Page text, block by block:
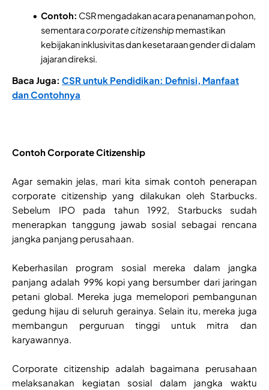
Contoh: CSR mengadakan acara penanaman pohon,
sementaracorporate citizenship memastikan
kebijakan inklusivitas dan kesetaraan gender di dalam
jajaran direksi.
Baca Juga: CSR untuk Pendidikan: Definisi, Manfaat
dan Contohnya
Contoh Corporate Citizenship
Agar semakin jelas, mari kita simak contoh penerapan
corporate citizenship yang dilakukan oleh Starbucks.
Sebelum IPO pada tahun 1992, Starbucks sudah
menerapkan tanggung jawab sosial sebagai rencana
jangka panjang perusahaan.
Keberhasilan program sosial mereka dalam jangka
panjang adalah 99% kopi yang bersumber dari jaringan
petani global. Mereka juga memelopori pembangunan
gedung hijau di seluruh gerainya. Selain itu, mereka juga
membangun perguruan tinggi untuk mitra dan
karyawannya.
Corporate citizenship adalah bagaimana perusahaan
melaksanakan kegiatan sosial dalam jangka waktu